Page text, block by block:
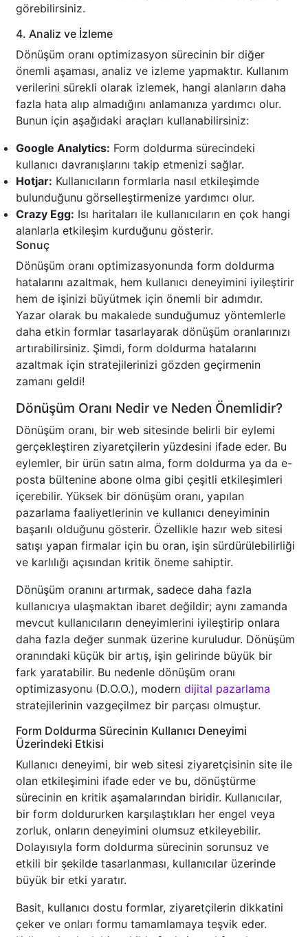
görebilirsiniz.
4. Analiz ve İzleme
Dönüşüm oranı optimizasyon sürecinin bir diğer
önemli aşaması, analiz ve izleme yapmaktır. Kullanım
verilerini sürekli olarak izlemek, hangi alanların daha
fazla hata alıp almadığını anlamanıza yardımcı olur.
Bunun için aşağıdaki araçları kullanabilirsiniz:
Google Analytics: Form doldurma sürecindeki
kullanıcı davranışlarını takip etmenizi sağlar.
Hotjar: Kullanıcıların formlarla nasıl etkileşimde
bulunduğunu görselleştirmenize yardımcı olur.
Crazy Egg: Isı haritaları ile kullanıcıların en çok hangi
alanlarla etkileşim kurduğunu gösterir.
Sonuç
Dönüşüm oranı optimizasyonunda form doldurma
hatalarını azaltmak, hem kullanıcı deneyimini iyileştirir
hem de işinizi büyütmek için önemli bir adımdır.
Yazar olarak bu makalede sunduğumuz yöntemlerle
daha etkin formlar tasarlayarak dönüşüm oranlarınızı
artırabilirsiniz. Şimdi, form doldurma hatalarını
azaltmak için stratejilerinizi gözden geçirmenin
zamanı geldi!
Dönüşüm Oranı Nedir ve Neden Önemlidir?
Dönüşüm oranı, bir web sitesinde belirli bir eylemi
gerçekleştiren ziyaretçilerin yüzdesini ifade eder. Bu
eylemler, bir ürün satın alma, form doldurma ya da e-
posta bültenine abone olma gibi çeşitli etkileşimleri
içerebilir. Yüksek bir dönüşüm oranı, yapılan
pazarlama faaliyetlerinin ve kullanıcı deneyiminin
başarılı olduğunu gösterir. Özellikle hazır web sitesi
satışı yapan firmalar için bu oran, işin sürdürülebilirliği
ve karlılığı açısından kritik öneme sahiptir.
Dönüşüm oranını artırmak, sadece daha fazla
kullanıcıya ulaşmaktan ibaret değildir; aynı zamanda
mevcut kullanıcıların deneyimlerini iyileştirip onlara
daha fazla değer sunmak üzerine kuruludur. Dönüşüm
oranındaki küçük bir artış, işin gelirinde büyük bir
fark yaratabilir. Bu nedenle dönüşüm oranı
optimizasyonu (D.O.O.), modern dijital pazarlama
stratejilerinin vazgeçilmez bir parçası olmuştur.
Form Doldurma Sürecinin Kullanıcı Deneyimi
Üzerindeki Etkisi
Kullanıcı deneyimi, bir web sitesi ziyaretçisinin site ile
olan etkileşimini ifade eder ve bu, dönüştürme
sürecinin en kritik aşamalarından biridir. Kullanıcılar,
bir form doldururken karşılaştıkları her engel veya
zorluk, onların deneyimini olumsuz etkileyebilir.
Dolayısıyla form doldurma sürecinin sorunsuz ve
etkili bir şekilde tasarlanması, kullanıcılar üzerinde
büyük bir etki yaratır.
Basit, kullanıcı dostu formlar, ziyaretçilerin dikkatini
çeker ve onları formu tamamlamaya teşvik eder.